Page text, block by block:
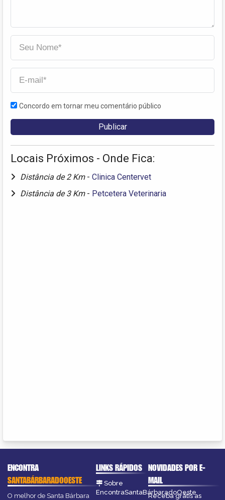
Concordo em tornar meu comentário público
Locais Próximos - Onde Fica:
Distância de 2 Km - Clinica Centervet
Distância de 3 Km - Petcetera Veterinaria
ENCONTRA
SANTABÁRBARADOOESTE
O melhor de Santa Bárbara
LINKS RÁPIDOS
Sobre
EncontraSantaBárbaradoOeste
NOVIDADES POR E-
MAIL
Receba grátis as